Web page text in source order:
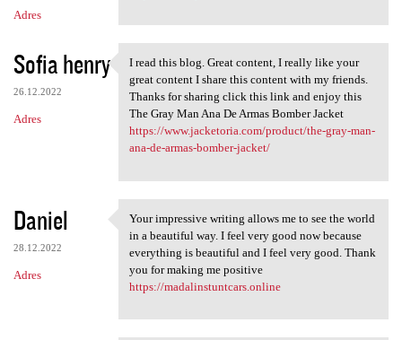
Adres
Sofia henry
26.12.2022
Adres
I read this blog. Great
I read this blog. Great content, I really like your
great content I share this content with my friends.
Thanks for sharing click this link and enjoy this
The Gray Man Ana De Armas Bomber Jacket
https://www.jacketoria.com/product/the-gray-man-
ana-de-armas-bomber-jacket/
Daniel
28.12.2022
Adres
Your impressive writing
Your impressive writing allows me to see the world
in a beautiful way. I feel very good now because
everything is beautiful and I feel very good. Thank
you for making me positive
https://madalinstuntcars.online